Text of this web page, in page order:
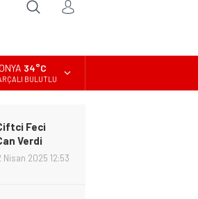
34°C
BULUTLU
Feci
Verdi
Nisan 2025 12:53